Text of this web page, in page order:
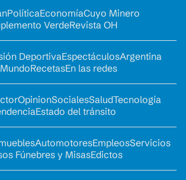
PolíticaEconomíaCuyo Minero
VerdeRevista OH
DeportivaEspectáculosArgentina
RecetasEn las redes
OpinionSocialesSaludTecnología
Estado del tránsito
AutomotoresEmpleosServicios
Fúnebres y MisasEdictos